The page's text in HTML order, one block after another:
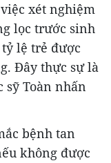
xét nghiệm
lọc trước sinh
lệ trẻ được
Đây thực sự là
sỹ Toàn nhấn
bệnh tan
không được